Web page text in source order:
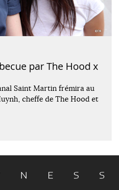
par The Hood x
Saint Martin frémira au
cheffe de The Hood et